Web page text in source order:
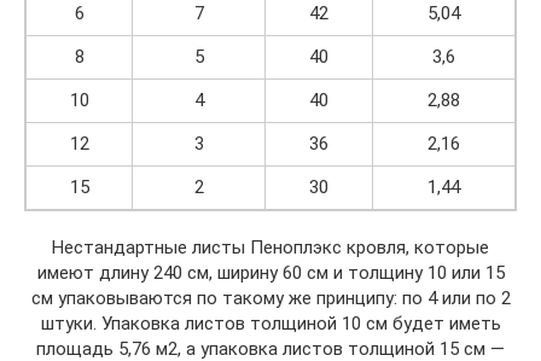
6
7 42
5,04
8
5 40
3,6
10
4 40
2,88
12
3 36
2,16
15
2 30 1,44
Нестандартные листы Пеноплэкс кровля, которые
имеют длину 240 см, ширину 60 см и толщину 10 или 15
см упаковываются по такому же принципу: по 4 или по 2
штуки. Упаковка листов толщиной 10 см будет иметь
площадь 5,76 м2, а упаковка листов толщиной 15 см —